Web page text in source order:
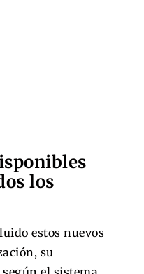
los
estos nuevos
su